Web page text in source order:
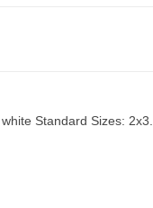
Standard Sizes: